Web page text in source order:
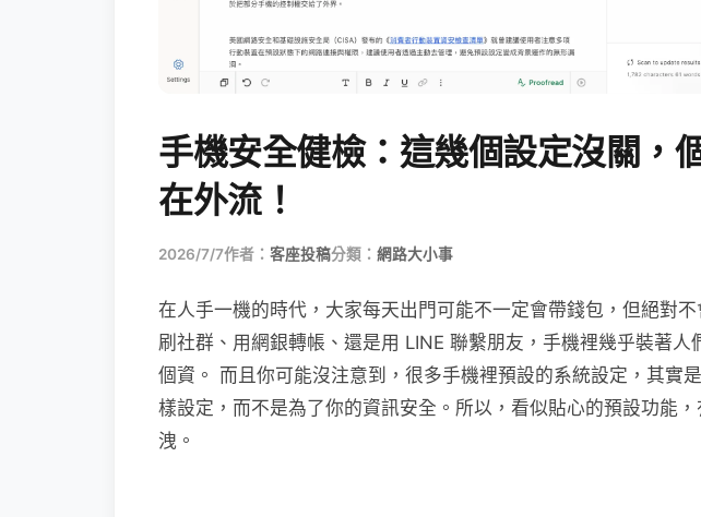
手機安全健檢：這幾個設定沒關，
在外流！
2026/7/7作者： 客座投稿分類： 網路大小事
在人手一機的時代，大家每天出門可能不一定會帶錢包，但絕對
刷社群、用網銀轉帳、還是用 LINE 聯繫朋友，手機裡幾乎裝著人
個資。 而且你可能沒注意到，很多手機裡預設的系統設定，其實
樣設定，而不是為了你的資訊安全。所以，看似貼心的預設功能
洩。